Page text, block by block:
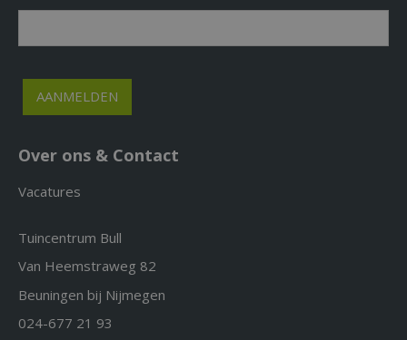
Over ons & Contact
Vacatures
Tuincentrum Bull
Van Heemstraweg 82
Beuningen bij Nijmegen
024-677 21 93